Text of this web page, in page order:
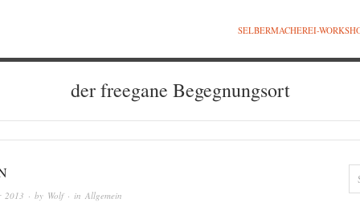
SELBERMACHEREI-
der freegane Begegnungsort
2013 · by Wolf· in Allgemein